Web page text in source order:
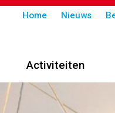
Submenu
header
Home Nieuws
Activiteiten